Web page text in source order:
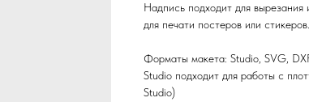
Надпись подходит для
для печати постеров или стикеров.
Форматы макета: Studio, SVG,
Studio подходит для работы с
Studio)